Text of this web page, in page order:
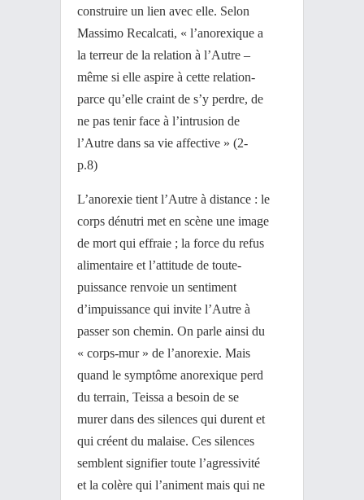
construire un lien avec elle. Selon
Massimo Recalcati, « l’anorexique a
la terreur de la relation à l’Autre –
même si elle aspire à cette relation-
parce qu’elle craint de s’y perdre, de
ne pas tenir face à l’intrusion de
l’Autre dans sa vie affective » (2-
p.8)
L’anorexie tient l’Autre à distance : le
corps dénutri met en scène une image
de mort qui effraie ; la force du refus
alimentaire et l’attitude de toute-
puissance renvoie un sentiment
d’impuissance qui invite l’Autre à
passer son chemin. On parle ainsi du
« corps-mur » de l’anorexie. Mais
quand le symptôme anorexique perd
du terrain, Teissa a besoin de se
murer dans des silences qui durent et
qui créent du malaise. Ces silences
semblent signifier toute l’agressivité
et la colère qui l’animent mais qui ne